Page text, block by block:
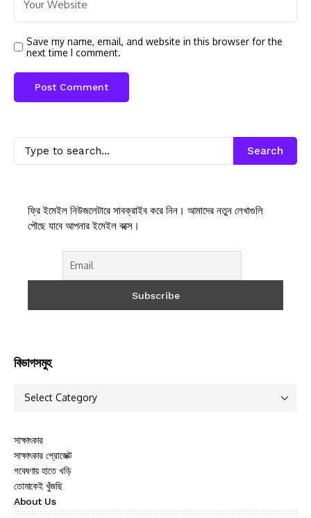
Save my name, email, and website in this browser for the
next time I comment.
Search
ফ্রি ইমেইল নিউজলেটারে সাবক্রাইব করে নিন। আমাদের নতুন লেখাগুলি
পৌছে যাবে আপনার ইমেইল বক্সে।
বিভাগসমুহ
সাক্ষাৎকার
সাক্ষাৎকার প্রোজেক্ট
গবেষণায় হাতে খড়ি
তোমাকেই খুঁজছি
About Us